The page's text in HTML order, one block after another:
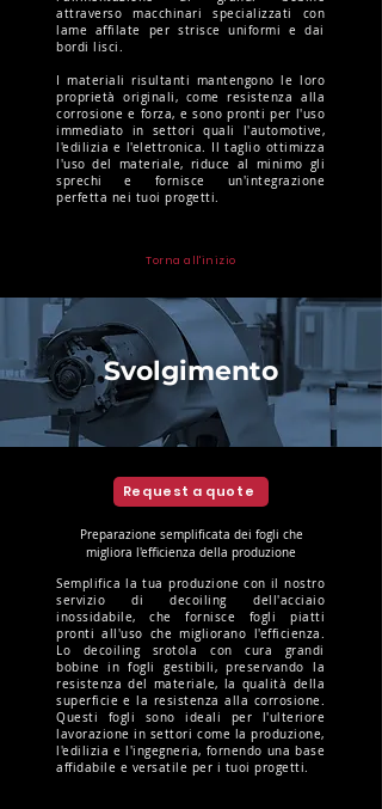
attraverso macchinari specializzati con
lame affilate per strisce uniformi e dai
bordi lisci.
I materiali risultanti mantengono le loro
proprietà originali, come resistenza alla
corrosione e forza, e sono pronti per l'uso
immediato in settori quali l'automotive,
l'edilizia e l'elettronica. Il taglio ottimizza
l'uso del materiale, riduce al minimo gli
sprechi e fornisce un'integrazione
perfetta nei tuoi progetti.
Torna all'inizio
Svolgimento
Request a quote
Preparazione semplificata dei fogli che
migliora l'efficienza della produzione
Semplifica la tua produzione con il nostro
servizio di decoiling dell'acciaio
inossidabile, che fornisce fogli piatti
pronti all'uso che migliorano l'efficienza.
Lo decoiling srotola con cura grandi
bobine in fogli gestibili, preservando la
resistenza del materiale, la qualità della
superficie e la resistenza alla corrosione.
Questi fogli sono ideali per l'ulteriore
lavorazione in settori come la produzione,
l'edilizia e l'ingegneria, fornendo una base
affidabile e versatile per i tuoi progetti.